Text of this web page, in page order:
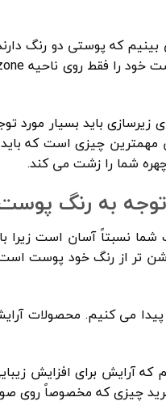
زیرسازی باید بسیار مورد
چیزی است که باید
شما را زشت می کند.
توجه به رنگ
از رنگ خود پوست است
پیدا می کنیم. محصولات
آرایش برای افزایش
خرید چیزی که مخصوصاً